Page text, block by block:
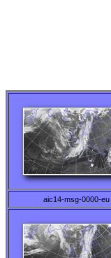
aic14-msg-0000-eu